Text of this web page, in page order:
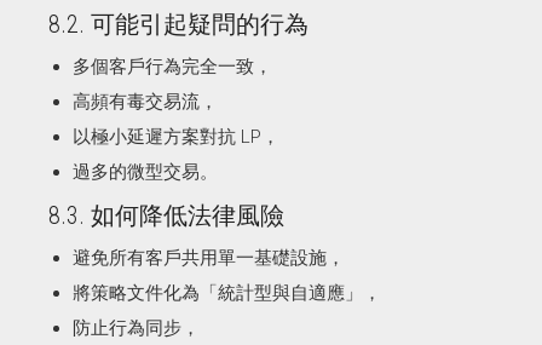
8.2. 可能引起疑問的行為
多個客戶行為完全一致，
高頻有毒交易流，
以極小延遲方案對抗 LP，
過多的微型交易。
8.3. 如何降低法律風險
避免所有客戶共用單一基礎設施，
將策略文件化為「統計型與自適應」，
防止行為同步，